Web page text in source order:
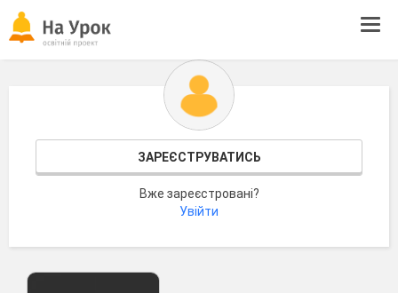
ЗАРЕЄСТРУВАТИСЬ
Вже зареєстровані?
Увійти